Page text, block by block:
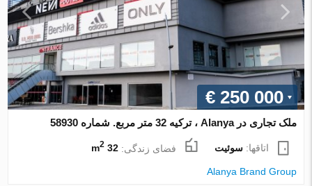
€ 250 000
ملک تجاری در Alanya ، ترکیه 32 متر مربع. شماره 58930
اتاقها:سوئیت فضای زندگی:32 m
2
Alanya Brand Group